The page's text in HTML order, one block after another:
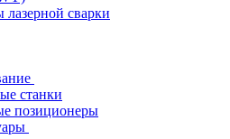
лазерной сварки
станки
позиционеры